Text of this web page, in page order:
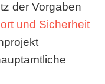
der Vorgaben
und Sicherheit